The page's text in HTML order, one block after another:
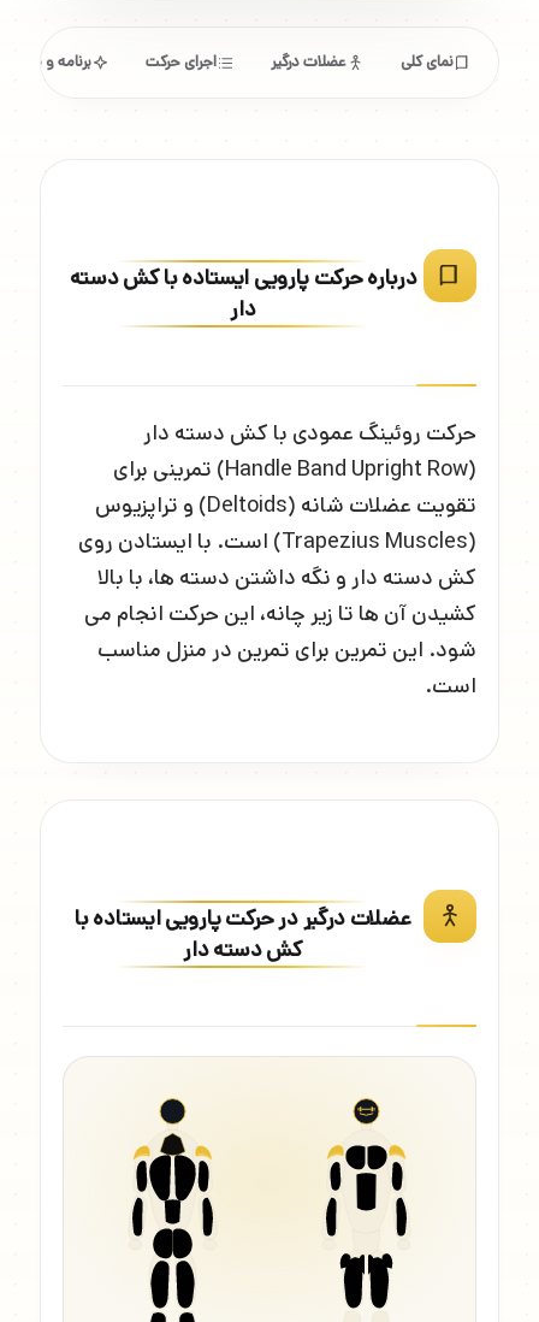
نمای کلی عضلات درگیر اجرای حرکت برنامه و
درباره حرکت پارویی ایستاده با کش دسته
دار
حرکت روئینگ عمودی با کش دسته دار
(Handle Band Upright Row) تمرینی برای
تقویت عضلات شانه (Deltoids) و تراپزیوس
(Trapezius Muscles) است. با ایستادن روی
کش دسته دار و نگه داشتن دسته ها، با بالا
کشیدن آن ها تا زیر چانه، این حرکت انجام می
شود. این تمرین برای تمرین در منزل مناسب
است.
عضلات درگیر در حرکت پارویی ایستاده با
کش دسته دار